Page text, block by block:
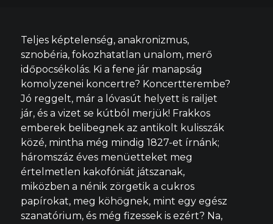
Teljes képtelenség, anakronizmus,
sznobéria, fokozhatatlan unalom, merő
időpocsékolás. Ki a fene jár manapság
komolyzenei koncertre? Koncertterembe?
Jó reggelt, már a lóvasút helyett is railjet
jár, és a vizet se kútból merjük! Frakkos
emberek belibegnek az antikolt kulisszák
közé, mintha még mindig 1827-et írnánk;
háromszáz éves menüetteket meg
értelmetlen kakofóniát játszanak,
miközben a nénik zörgetik a cukros
papírokat, meg köhögnek, mint egy egész
szanatórium, és még fizessek is ezért? Na,